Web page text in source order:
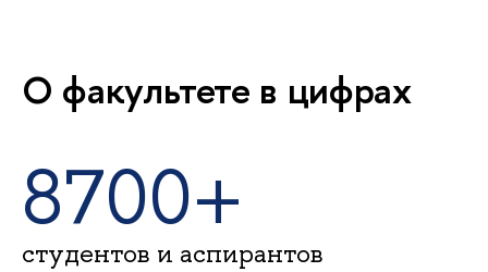
О факультете в цифрах
8700+
студентов и аспирантов